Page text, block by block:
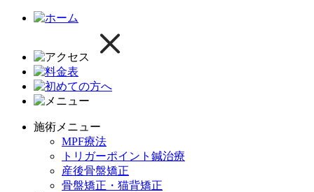
施術メニュー
MPF療法
トリガーポイント鍼治療
産後骨盤矯正
骨盤矯正・猫背矯正